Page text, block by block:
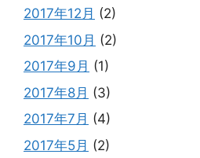
2017年12月 (2)
2017年10月 (2)
2017年9月 (1)
2017年8月 (3)
2017年7月 (4)
2017年5月 (2)